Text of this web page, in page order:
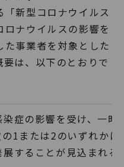
新型コロナウイルス
ナウイルスの影響を
事業者を対象とした
は、以下のとおりで
症の影響を受け、一時
1または2のいずれか
することが見込まれる